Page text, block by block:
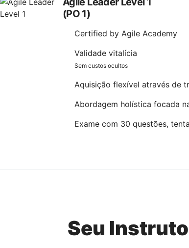
(PO 1)
Certified by Agile Academy
Validade vitalícia
Sem custos ocultos
Aquisição flexível através de
Abordagem holística focada
Exame com 30 questões,
Seu